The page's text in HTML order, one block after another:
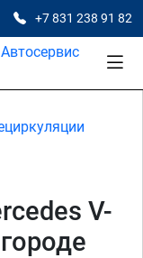
+7 831 238 91 82
V-